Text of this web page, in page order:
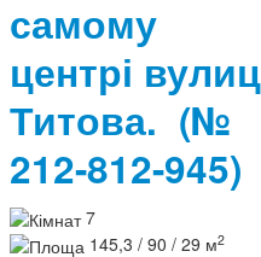
самому
центрі
Титова. (№
212-812-945)
7
145,3 / 90 / 29 м2